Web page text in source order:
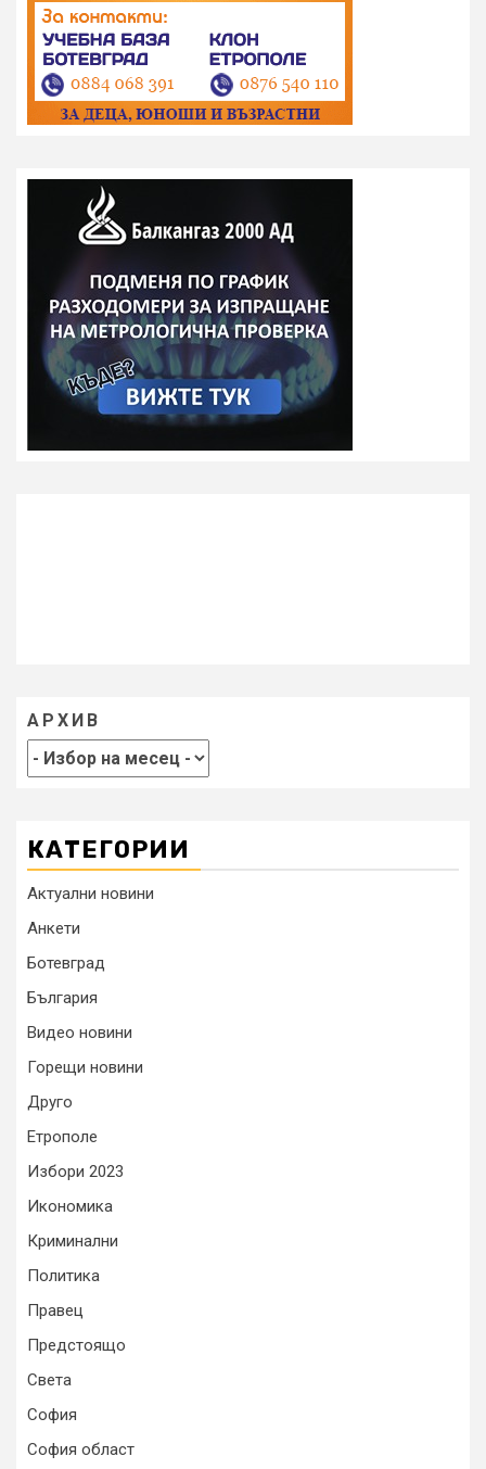
АРХИВ
КАТЕГОРИИ
Актуални новини
Анкети
Ботевград
България
Видео новини
Горещи новини
Друго
Етрополе
Избори 2023
Икономика
Криминални
Политика
Правец
Предстоящо
Света
София
София област